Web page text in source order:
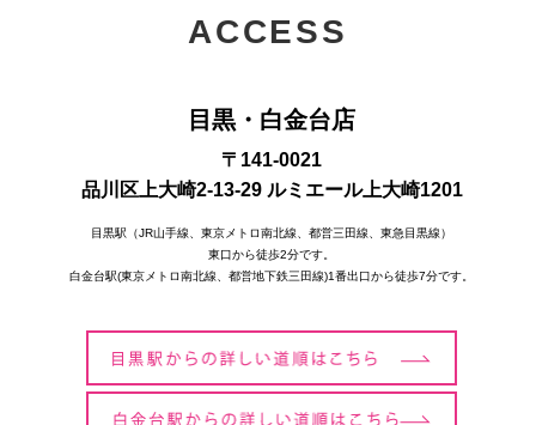
ACCESS
目黒・白金台店
〒141-0021
品川区上大崎2-13-29 ルミエール上大崎1201
目黒駅（JR山手線、東京メトロ南北線、都営三田線、東急目黒線）
東口から徒歩2分です。
白金台駅(東京メトロ南北線、都営地下鉄三田線)1番出口から徒歩7分です。